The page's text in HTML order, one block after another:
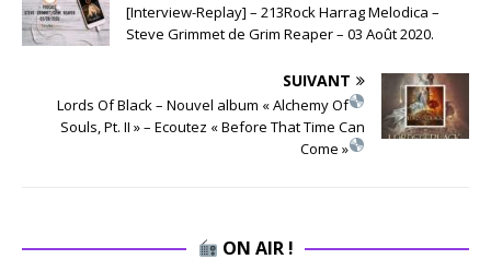
[Interview-Replay] – 213Rock Harrag Melodica –
Steve Grimmet de Grim Reaper – 03 Août 2020.
SUIVANT
Lords Of Black – Nouvel album « Alchemy Of
Souls, Pt. II » – Ecoutez « Before That Time Can
Come »
ON AIR !